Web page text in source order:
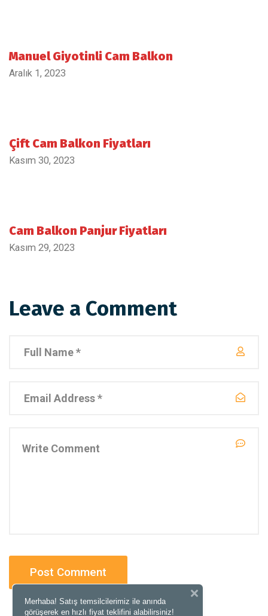
Manuel Giyotinli Cam Balkon
Aralık 1, 2023
Çift Cam Balkon Fiyatları
Kasım 30, 2023
Cam Balkon Panjur Fiyatları
Kasım 29, 2023
Leave a Comment
Merhaba! Satış temsilcilerimiz ile anında
görüşerek en hızlı fiyat teklifini alabilirsiniz!